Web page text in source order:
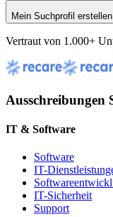
Mein Suchprofil erstellen
Vertraut von 1.000+
Ausschreibungen
IT & Software
Software
IT-
IT-Sicherheit
Support